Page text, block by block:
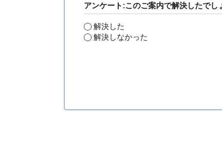
アンケート:このご案内で解決したでし
解決した
解決しなかった